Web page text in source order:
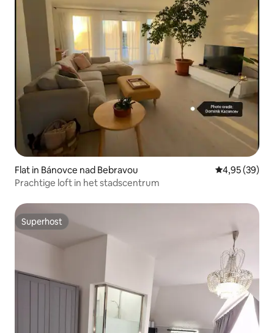
Flat in Bánovce nad Bebravou Gemiddelde
4,95 (39)
Prachtige loft in het stadscentrum
Superhost
Superhost